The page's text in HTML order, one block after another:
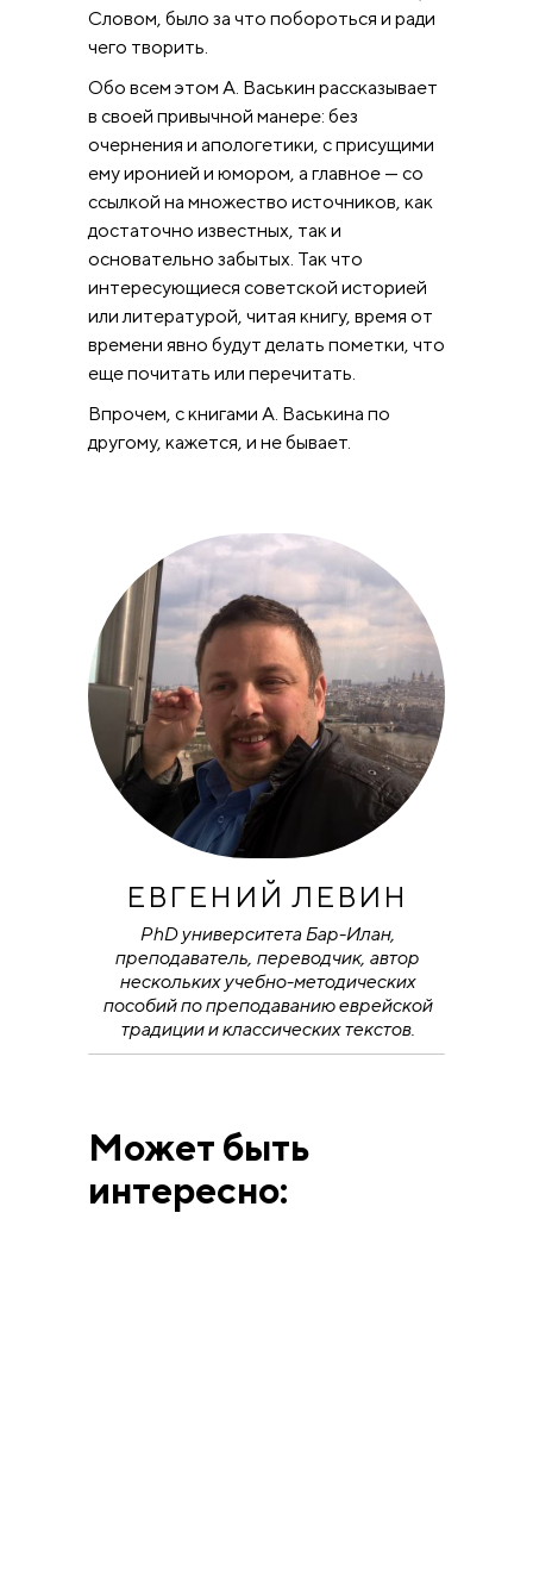
Словом, было за что побороться и ради
чего творить.
Обо всем этом А. Васькин рассказывает
в своей привычной манере: без
очернения и апологетики, с присущими
ему иронией и юмором, а главное — со
ссылкой на множество источников, как
достаточно известных, так и
основательно забытых. Так что
интересующиеся советской историей
или литературой, читая книгу, время от
времени явно будут делать пометки, что
еще почитать или перечитать.
Впрочем, с книгами А. Васькина по
другому, кажется, и не бывает.
ЕВГЕНИЙ ЛЕВИН
PhD университета Бар-Илан,
преподаватель, переводчик, автор
нескольких учебно-методических
пособий по преподаванию еврейской
традиции и классических текстов.
Может быть
интересно: